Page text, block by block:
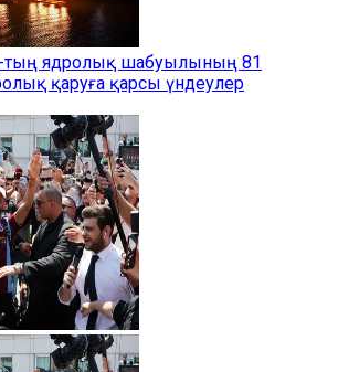
ядролық шабуылының 81
қаруға қарсы үндеулер